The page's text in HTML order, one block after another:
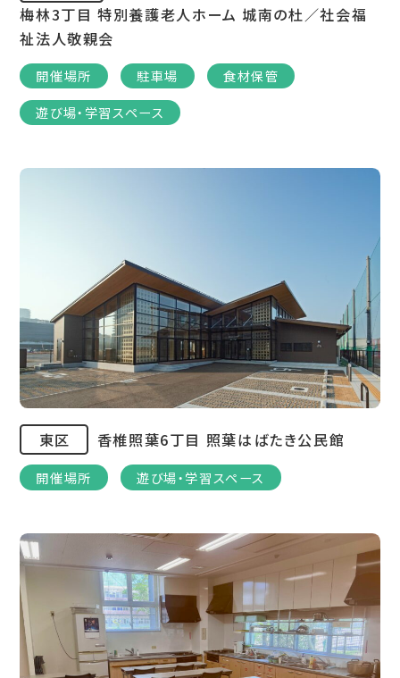
梅林3丁目 特別養護老人ホーム 城南の杜／社会福
祉法人敬親会
開催場所 駐車場
食材保管
遊び場・学習スペース
東区 香椎照葉6丁目 照葉はばたき公民館
開催場所 遊び場・学習スペース